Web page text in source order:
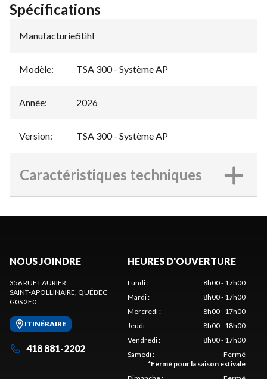
Spécifications
Manufacturier:
Stihl
Modèle: TSA 300 - Système AP
Année: 2026
Version: TSA 300 - Système AP
Caractéristiques techniques
NOUS JOINDRE
356 RUE LAURIER
SAINT-APOLLINAIRE, QUÉBEC
G0S 2E0
ITINÉRAIRE
418 881-2202
HEURES D'OUVERTURE
Lundi:
8h00 - 17h00
Mardi:
8h00 - 17h00
Mercredi:
8h00 - 17h00
Jeudi:
8h00 - 18h00
Vendredi:
8h00 - 17h00
Samedi:
Fermé
*Fermé pour la saison estivale